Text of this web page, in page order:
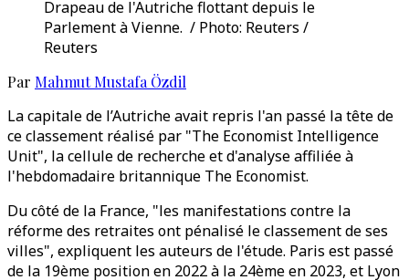
Drapeau de l'Autriche flottant depuis le
Parlement à Vienne. / Photo: Reuters /
Reuters
Par Mahmut Mustafa Özdil
La capitale de l’Autriche avait repris l'an passé la tête de
ce classement réalisé par "The Economist Intelligence
Unit", la cellule de recherche et d'analyse affiliée à
l'hebdomadaire britannique The Economist.
Du côté de la France, "les manifestations contre la
réforme des retraites ont pénalisé le classement de ses
villes", expliquent les auteurs de l'étude. Paris est passé
de la 19ème position en 2022 à la 24ème en 2023, et Lyon